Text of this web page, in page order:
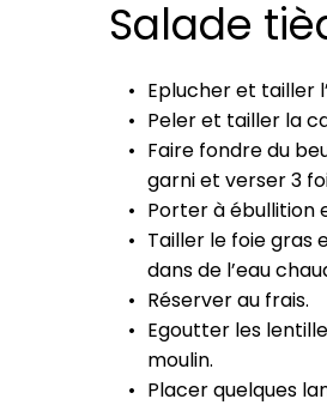
Salade
Eplucher et tailler
Peler et tailler la
Faire fondre du
garni et verser 3
Porter à ébullition
Tailler le foie gras
dans de l’eau
Réserver au frais.
Egoutter les
moulin.
Placer quelques